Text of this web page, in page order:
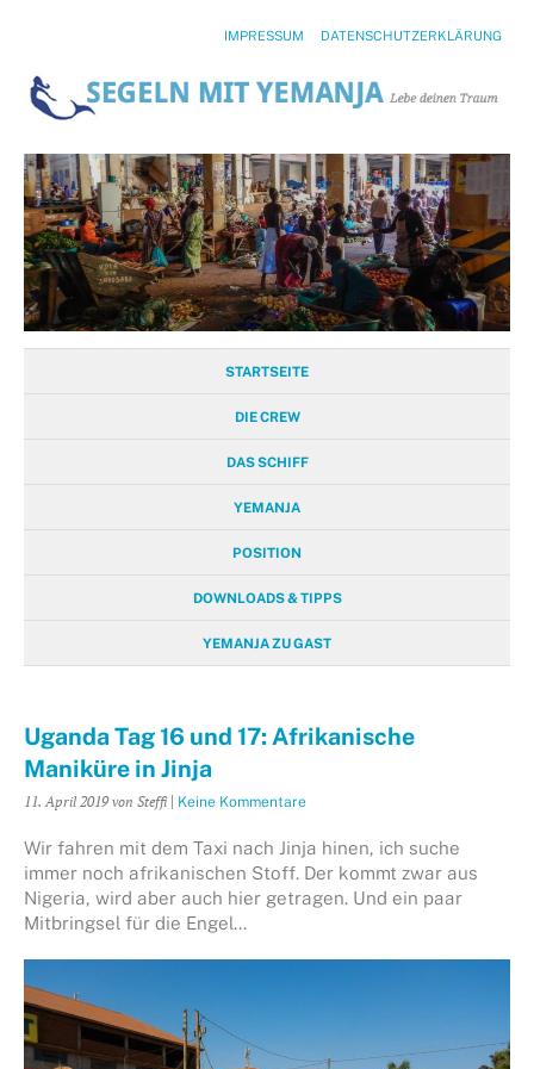
IMPRESSUM DATENSCHUTZERKLÄRUNG
STARTSEITE
DIE CREW
DAS SCHIFF
YEMANJA
POSITION
DOWNLOADS & TIPPS
YEMANJA ZU GAST
Uganda Tag 16 und 17: Afrikanische
Maniküre in Jinja
11. April 2019von Steffi Keine Kommentare
Wir fahren mit dem Taxi nach Jinja hinen, ich suche
immer noch afrikanischen Stoff. Der kommt zwar aus
Nigeria, wird aber auch hier getragen. Und ein paar
Mitbringsel für die Engel…